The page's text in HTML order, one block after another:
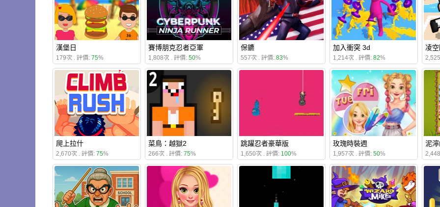
漢堡日
179次 . 評價: 75%
賽博朋克忍者亞軍
1,808次 . 評價: 50%
保鑣
557次 . 評價: 83%
加入衝突 3d
1,214次 . 評價: 82%
凌
爬上拉什
2,670次 . 評價: 75%
菜鳥：越獄2
266次 . 評價: 75%
跳躍忍者豪華版
1,650次 . 評價: 100%
玫瑰時裝週
1,957次 . 評價: 50%
泥